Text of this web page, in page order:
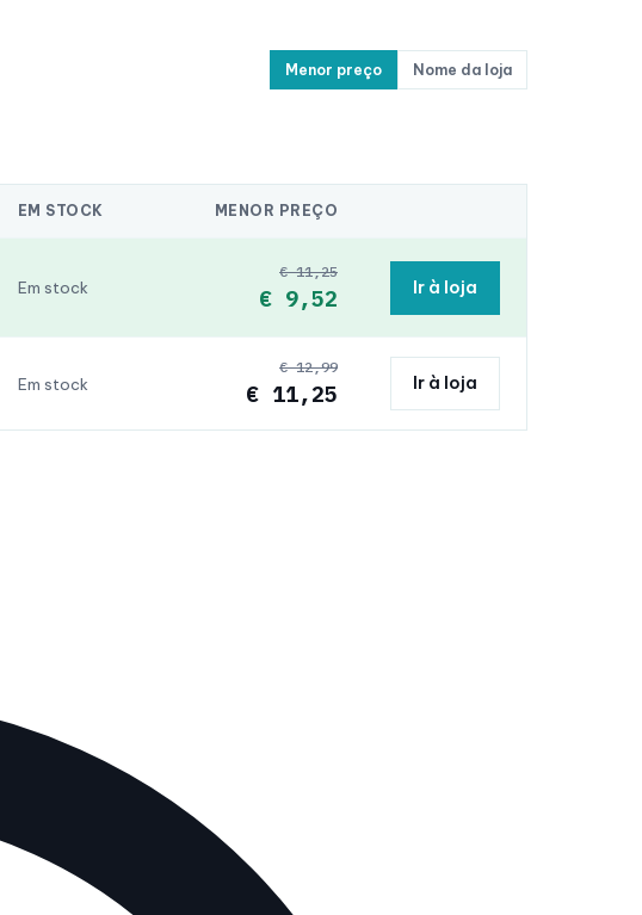
Menor preço Nome da loja
EM STOCK MENOR PREÇO
Em stock
€ 11,25
€ 9,52 Ir à loja
Em stock
€ 12,99
€ 11,25 Ir à loja